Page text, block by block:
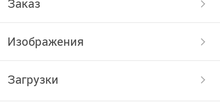
Заказ
Изображения
Загрузки